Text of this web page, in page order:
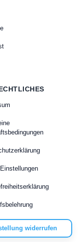
widerrufen